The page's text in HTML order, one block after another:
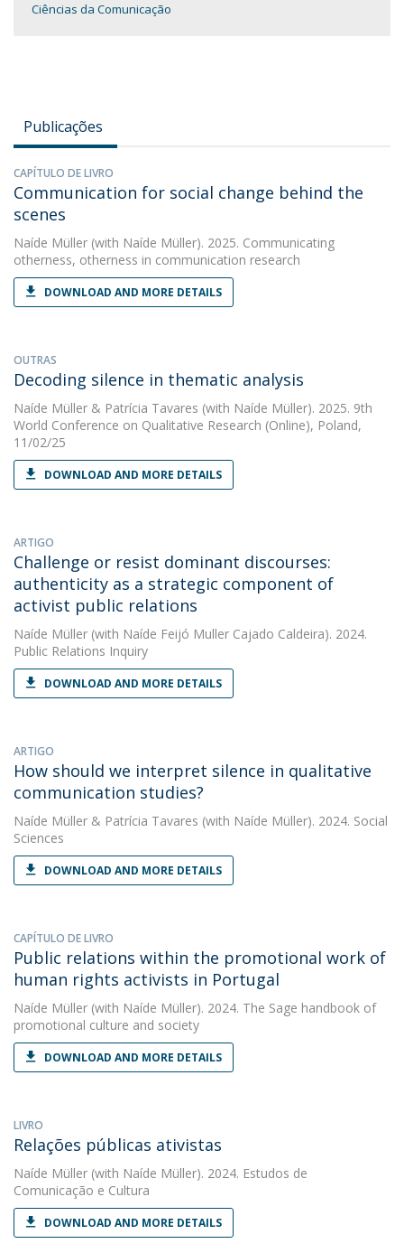
Ciências da Comunicação
Publicações
CAPÍTULO DE LIVRO
Communication for social change behind the
scenes
Naíde Müller (with Naíde Müller). 2025. Communicating
otherness, otherness in communication research
DOWNLOAD AND MORE DETAILS
OUTRAS
Decoding silence in thematic analysis
Naíde Müller & Patrícia Tavares (with Naíde Müller). 2025. 9th
World Conference on Qualitative Research (Online), Poland,
11/02/25
DOWNLOAD AND MORE DETAILS
ARTIGO
Challenge or resist dominant discourses:
authenticity as a strategic component of
activist public relations
Naíde Müller (with Naíde Feijó Muller Cajado Caldeira). 2024.
Public Relations Inquiry
DOWNLOAD AND MORE DETAILS
ARTIGO
How should we interpret silence in qualitative
communication studies?
Naíde Müller & Patrícia Tavares (with Naíde Müller). 2024. Social
Sciences
DOWNLOAD AND MORE DETAILS
CAPÍTULO DE LIVRO
Public relations within the promotional work of
human rights activists in Portugal
Naíde Müller (with Naíde Müller). 2024. The Sage handbook of
promotional culture and society
DOWNLOAD AND MORE DETAILS
LIVRO
Relações públicas ativistas
Naíde Müller (with Naíde Müller). 2024. Estudos de
Comunicação e Cultura
DOWNLOAD AND MORE DETAILS